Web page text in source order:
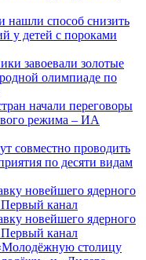
нашли способ снизить
у детей с пороками
завоевали золотые
олимпиаде по
начали переговоры
режима – ИА
совместно проводить
по десяти видам
новейшего ядерного
канал
новейшего ядерного
канал
столицу